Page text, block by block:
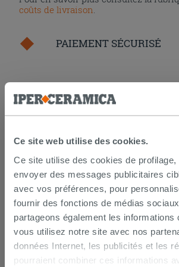
Ce site web utilise des cookies.
Ce site utilise des cookies de
envoyer des messages publicitaires
avec vos préférences, pour
fournir des fonctions de médias
partageons également les
vous utilisez notre site avec nos
données Internet, les publicités et les
pourraient combiner ces informations
coûts de livraison
PAIEMENT SÉCURISÉ
grâce aux standards et protocoles les
bancaire, Paypal ou virement
DROIT DE
Seulement pour les achats en ligne
droit de rétractation de 14 jours
Pour en savoir plus consultez la page
rétractation .